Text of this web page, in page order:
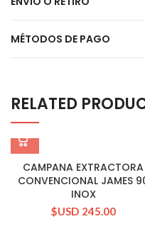
MÉTODOS DE PAGO
RELATED
CAMPANA EXTRACTORA
CONVENCIONAL JAMES
INOX
$USD 245.00